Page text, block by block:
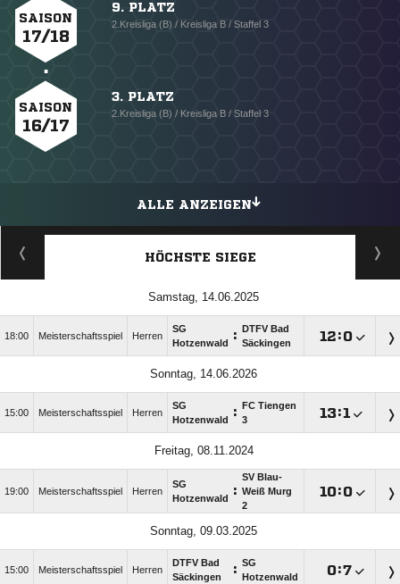
SAISON
17/18
9. PLATZ
2.Kreisliga (B) / Kreisliga B / Staffel 3
SAISON
16/17
3. PLATZ
2.Kreisliga (B) / Kreisliga B / Staffel 3
ALLE ANZEIGEN
HÖCHSTE SIEGE
Samstag, 14.06.2025
18:00 Meisterschaftsspiel Herren
SG
Hotzenwald
:
DTFV Bad
Säckingen
:
Sonntag, 14.06.2026
15:00 Meisterschaftsspiel Herren
SG
Hotzenwald
:
FC Tiengen
3
:
Freitag, 08.11.2024
19:00 Meisterschaftsspiel Herren
SG
Hotzenwald
:
SV Blau-
Weiß Murg
2
:
Sonntag, 09.03.2025
15:00 Meisterschaftsspiel Herren
DTFV Bad
Säckingen
: SG
Hotzenwald
: